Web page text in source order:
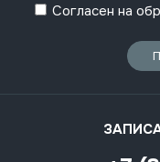
Согласен на